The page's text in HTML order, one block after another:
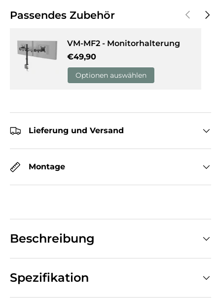
Passendes Zubehör Vorherige
VM-MF2 - Monitorhalterung
Normaler Preis
€49,90
Optionen auswählen
Lieferung und Versand
Montage
Beschreibung
Spezifikation